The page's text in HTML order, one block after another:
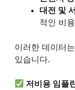
대전 및
적인 비
이러한 데이터
있습니다.
저비용 임플